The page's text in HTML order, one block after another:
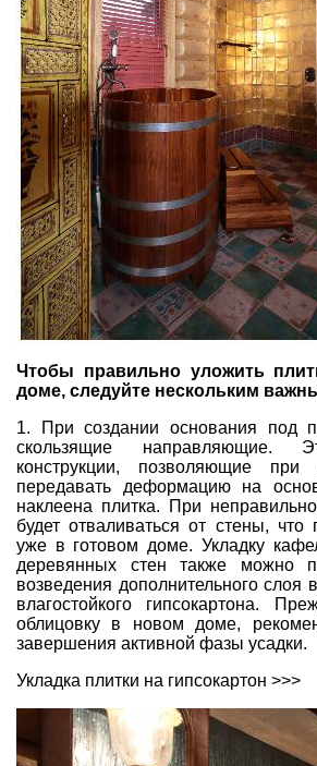
Чтобы правильно уложить
доме, следуйте нескольким
1. При создании основания под
скользящие направляющие.
конструкции, позволяющие
передавать деформацию на
наклеена плитка. При
будет отваливаться от стены, что
уже в готовом доме. Укладку
деревянных стен также можно
возведения дополнительного
влагостойкого гипсокартона.
облицовку в новом доме,
завершения активной фазы усадки.
Укладка плитки на гипсокартон >>>